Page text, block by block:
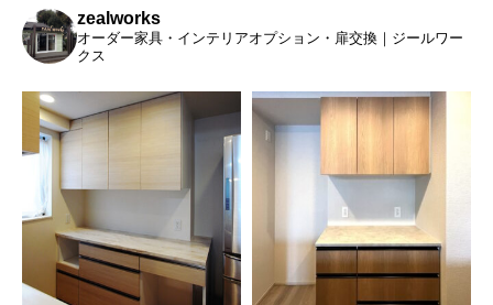
zealworks
オーダー家具・インテリアオプション・扉交換｜ジールワー
クス